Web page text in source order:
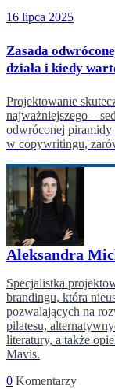
16 lipca 2025
Zasada
działa i kiedy
Projektowanie
najważniejszego –
odwróconej piramidy
w copywritingu,
Aleksandra
Specjalistka
brandingu, która
pozwalających na
pilatesu,
literatury, a także
Mavis.
0 Komentarzy